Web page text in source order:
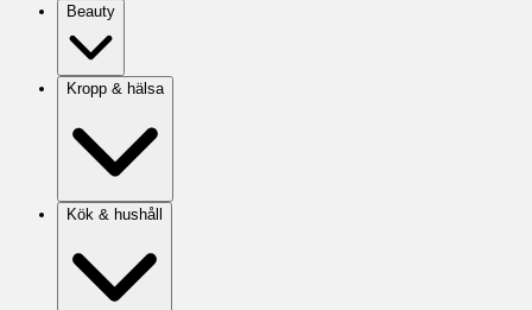
Beauty
Kropp & hälsa
Kök & hushåll